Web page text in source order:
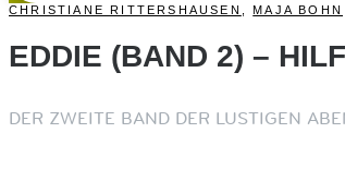
CHRISTIANE RITTERSHAUSEN ,MAJA BOHN
EDDIE (BAND 2) –
DER ZWEITE BAND DER LUSTIGEN